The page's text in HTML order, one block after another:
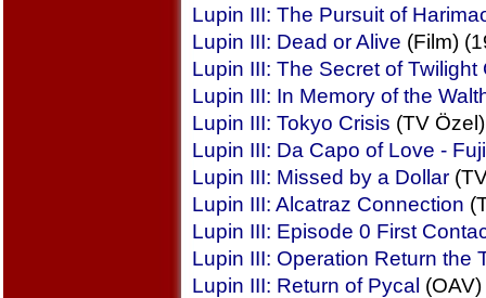
Lupin III: The Pursuit of
Lupin III: Dead or Alive (Film)
Lupin III: The Secret of Twilight
Lupin III: In Memory of the
Lupin III: Tokyo Crisis (TV
Lupin III: Da Capo of Love -
Lupin III: Missed by a Dollar
Lupin III: Alcatraz Connection
Lupin III: Episode 0 First
Lupin III: Operation Return the
Lupin III: Return of Pycal